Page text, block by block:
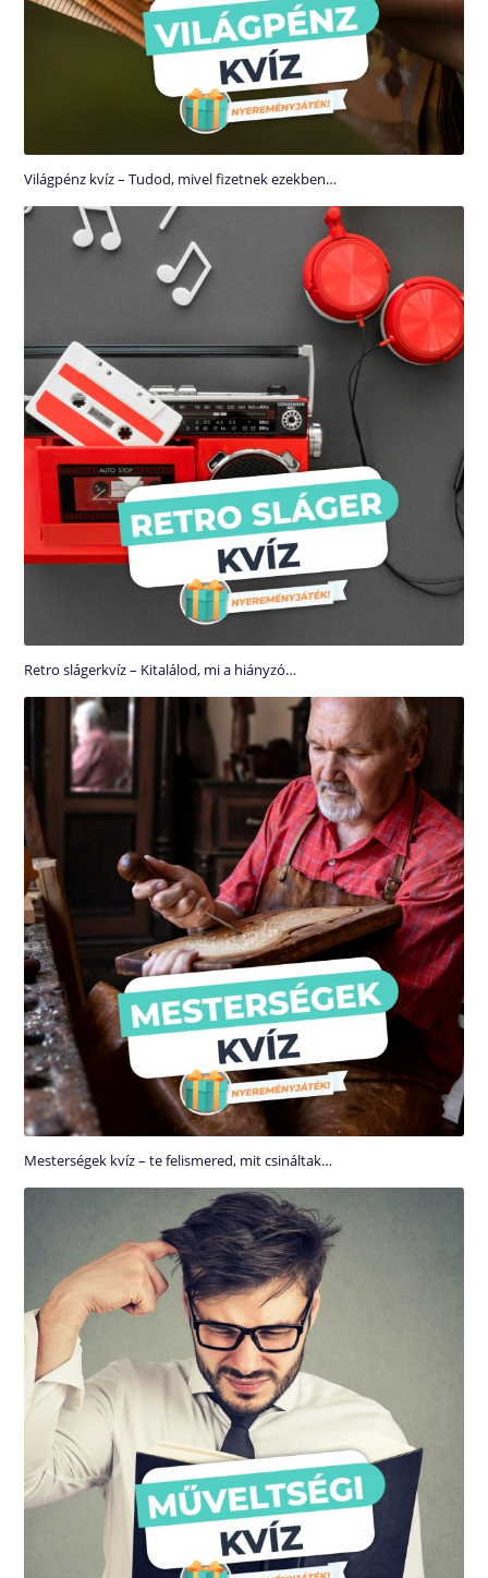
Világpénz kvíz – Tudod, mivel fizetnek ezekben…
Retro slágerkvíz – Kitalálod, mi a hiányzó…
Mesterségek kvíz – te felismered, mit csináltak…